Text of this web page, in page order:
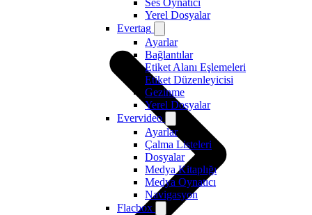
Ses Oynatıcı
Yerel Dosyalar
Evertag
Ayarlar
Bağlantılar
Etiket Alanı Eşlemeleri
Etiket Düzenleyicisi
Gezinme
Yerel Dosyalar
Evervideo
Ayarlar
Çalma Listeleri
Dosyalar
Medya Kitaplığı
Medya Oynatıcı
Navigasyon
Flacbox